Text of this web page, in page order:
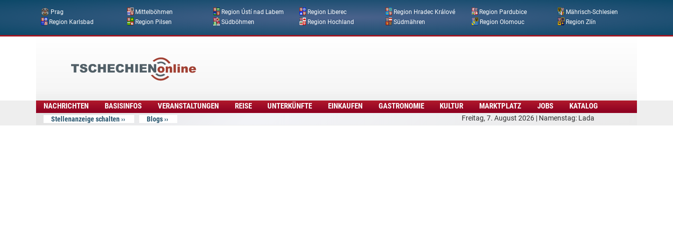
Direkt zum Inhalt
Prag Mittelböhmen Region Ústí nad Labem Region Liberec Region Hradec Králové Region Pardubice
Mährisch-Schlesien
Region Karlsbad
Region Pilsen Südböhmen Region Hochland Südmähren Region Olomouc Region Zlín
Freitag, 7. August 2026 | Namenstag: Lada
Online
NACHRICHTEN BASISINFOS VERANSTALTUNGEN REISE UNTERKÜNFTE EINKAUFEN GASTRONOMIE KULTUR MARKTPLATZ JOBS KATALOG
Stellenanzeige schalten Blogs